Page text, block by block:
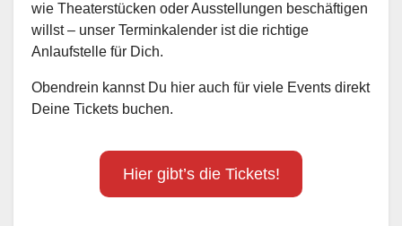
wie Theaterstücken oder Ausstellungen beschäftigen
willst – unser Terminkalender ist die richtige
Anlaufstelle für Dich.
Obendrein kannst Du hier auch für viele Events direkt
Deine Tickets buchen.
Hier gibt’s die Tickets!